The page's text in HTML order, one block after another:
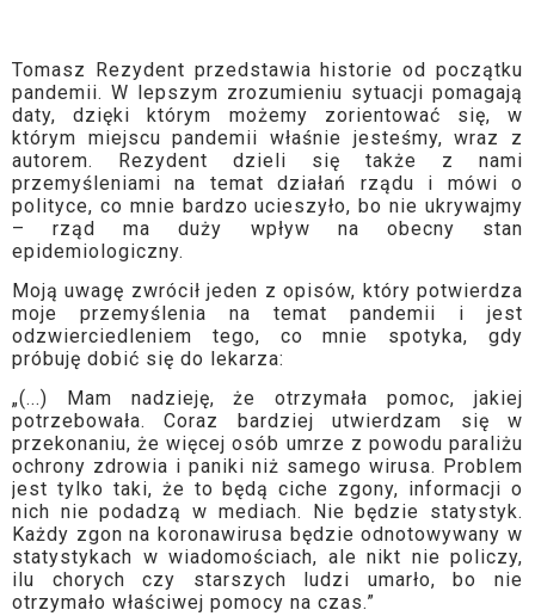
Tomasz Rezydent przedstawia historie od początku
pandemii. W lepszym zrozumieniu sytuacji pomagają
daty, dzięki którym możemy zorientować się, w
którym miejscu pandemii właśnie jesteśmy, wraz z
autorem. Rezydent dzieli się także z nami
przemyśleniami na temat działań rządu i mówi o
polityce, co mnie bardzo ucieszyło, bo nie ukrywajmy
– rząd ma duży wpływ na obecny stan
epidemiologiczny.
Moją uwagę zwrócił jeden z opisów, który potwierdza
moje przemyślenia na temat pandemii i jest
odzwierciedleniem tego, co mnie spotyka, gdy
próbuję dobić się do lekarza:
„(...) Mam nadzieję, że otrzymała pomoc, jakiej
potrzebowała. Coraz bardziej utwierdzam się w
przekonaniu, że więcej osób umrze z powodu paraliżu
ochrony zdrowia i paniki niż samego wirusa. Problem
jest tylko taki, że to będą ciche zgony, informacji o
nich nie podadzą w mediach. Nie będzie statystyk.
Każdy zgon na koronawirusa będzie odnotowywany w
statystykach w wiadomościach, ale nikt nie policzy,
ilu chorych czy starszych ludzi umarło, bo nie
otrzymało właściwej pomocy na czas.”